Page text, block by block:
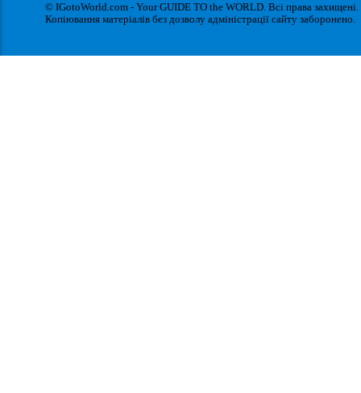
© IGotoWorld.com - Your GUIDE TO the WORLD. Всі права захищені.
Копіювання матеріалів без дозволу адміністрації сайту заборонено.